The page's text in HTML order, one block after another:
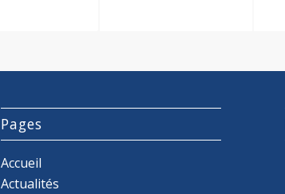
Pages
Accueil
Actualités